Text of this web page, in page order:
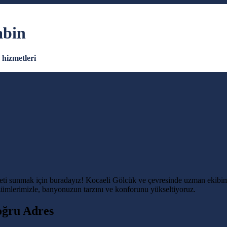
sunmak için buradayız! Kocaeli Gölcük ve çevresinde uzman
banyonuzun tarzını ve konforunu yükseltiyoruz.
Adres